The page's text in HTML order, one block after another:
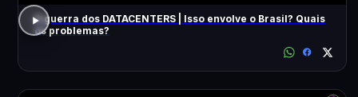
A guerra dos DATACENTERS | Isso envolve o Brasil? Quais
os problemas?